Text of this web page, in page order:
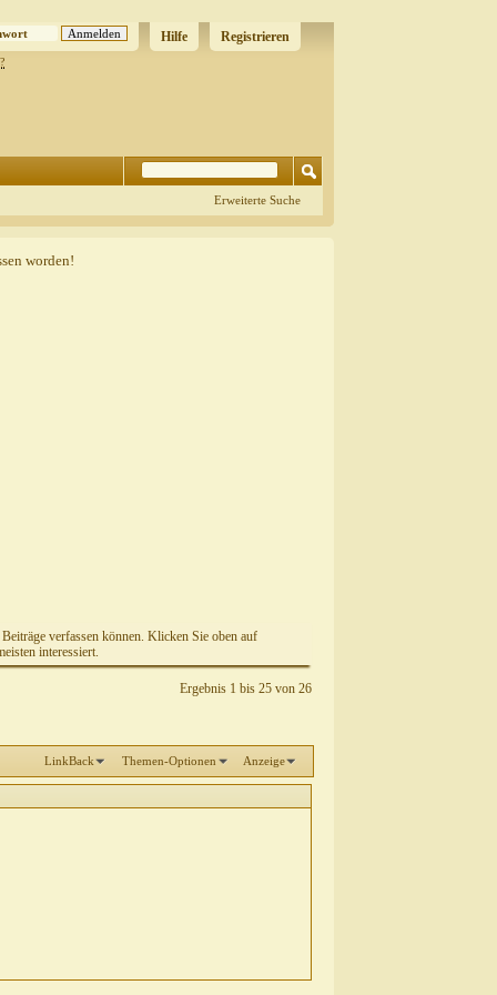
Registrieren
Hilfe
Erweiterte Suche
worden!
verfassen können. Klicken Sie oben auf
interessiert.
Ergebnis 1 bis 25 von 26
LinkBack Themen-Optionen Anzeige